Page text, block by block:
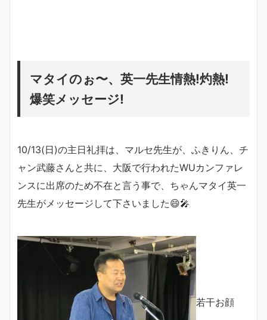
マタイのぉ〜、英一先生情熱!灼熱!
爆笑メッセージ!
10/13(日)の主日礼拝は、マルセ先生が、ふきりん、チ
ャン武藤さんと共に、大阪で行われたWUカンファレ
ンスに出席のため不在と言う事で、ちゃんマタイ英一
先生がメッセージして下さいました😄🎤
若干お顔